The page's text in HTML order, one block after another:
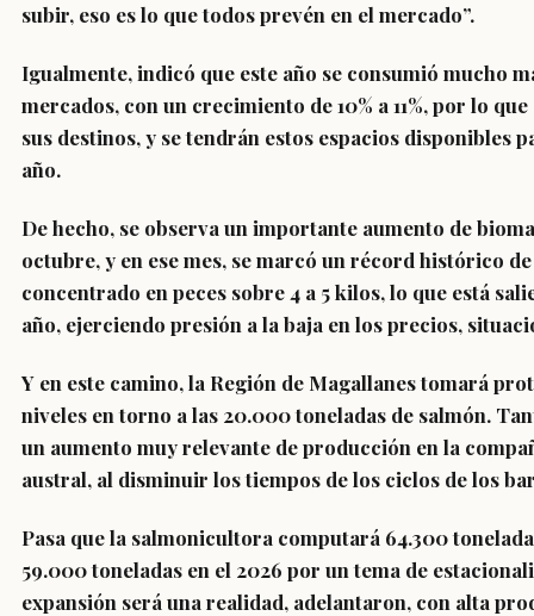
subir, eso es lo que todos prevén en el mercado”.
Igualmente, indicó que este año se consumió mucho
mercados, con un crecimiento de 10% a 11%, por lo
sus destinos, y se tendrán estos espacios disponibles
año.
De hecho, se observa un importante aumento de
octubre, y en ese mes, se marcó un récord histórico
concentrado en peces sobre 4 a 5 kilos, lo que está
año, ejerciendo presión a la baja en los precios,
Y en este camino, la Región de Magallanes tomará
niveles en torno a las 20.000 toneladas de salmón.
un aumento muy relevante de producción en la
austral, al disminuir los tiempos de los ciclos de los
Pasa que la salmonicultora computará 64.300
59.000 toneladas en el 2026 por un tema de
expansión será una realidad, adelantaron, con alta